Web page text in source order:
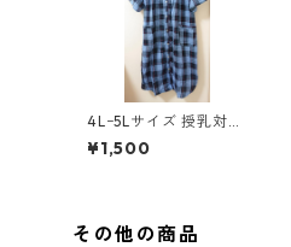
4Lｰ5Lサイズ 授乳対応
チェック柄 半袖ルーム
ウェア マタニティ ブ
¥1,500
その他の商品